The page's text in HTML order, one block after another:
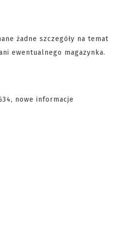
żadne szczegóły na temat
ewentualnego magazynka.